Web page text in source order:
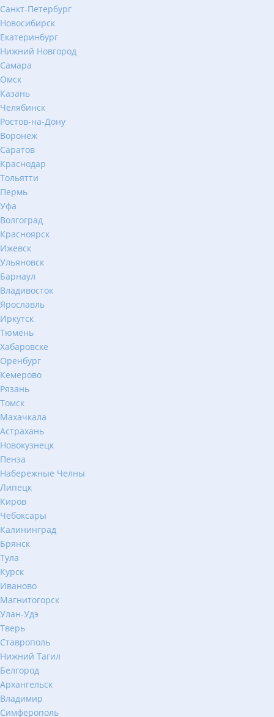
Санкт-Петербург
Новосибирск
Екатеринбург
Нижний Новгород
Самара
Омск
Казань
Челябинск
Ростов-на-Дону
Воронеж
Саратов
Краснодар
Тольятти
Пермь
Уфа
Волгоград
Красноярск
Ижевск
Ульяновск
Барнаул
Владивосток
Ярославль
Иркутск
Тюмень
Хабаровске
Оренбург
Кемерово
Рязань
Томск
Махачкала
Астрахань
Новокузнецк
Пенза
Набережные Челны
Липецк
Киров
Чебоксары
Калининград
Брянск
Тула
Курск
Иваново
Магнитогорск
Улан-Удэ
Тверь
Ставрополь
Нижний Тагил
Белгород
Архангельск
Владимир
Симферополь